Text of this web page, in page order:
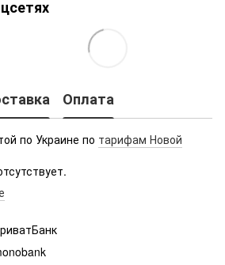
Оплата
по Украине по тарифам Новой